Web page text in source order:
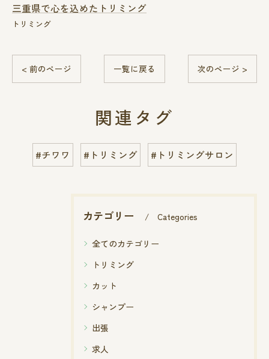
三重県で心を込めたトリミング
トリミング
< 前のページ 一覧に戻る 次のページ >
関連タグ
#チワワ #トリミング #トリミングサロン
カテゴリー Categories
全てのカテゴリー
トリミング
カット
シャンプー
出張
求人